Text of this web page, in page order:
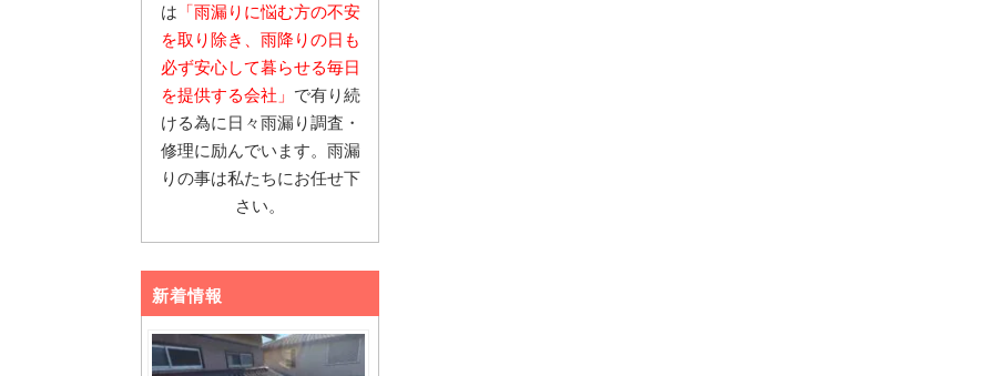
は 「雨漏りに悩む方の不安
を取り除き、雨降りの日も
必ず安心して暮らせる毎日
を提供する会社」 で有り続
ける為に日々雨漏り調査・
修理に励んでいます。雨漏
りの事は私たちにお任せ下
さい。
新着情報